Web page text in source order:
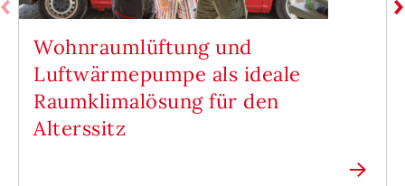
Wohnraumlüftung und
Luftwärmepumpe als ideale
Raumklimalösung für den
Alterssitz